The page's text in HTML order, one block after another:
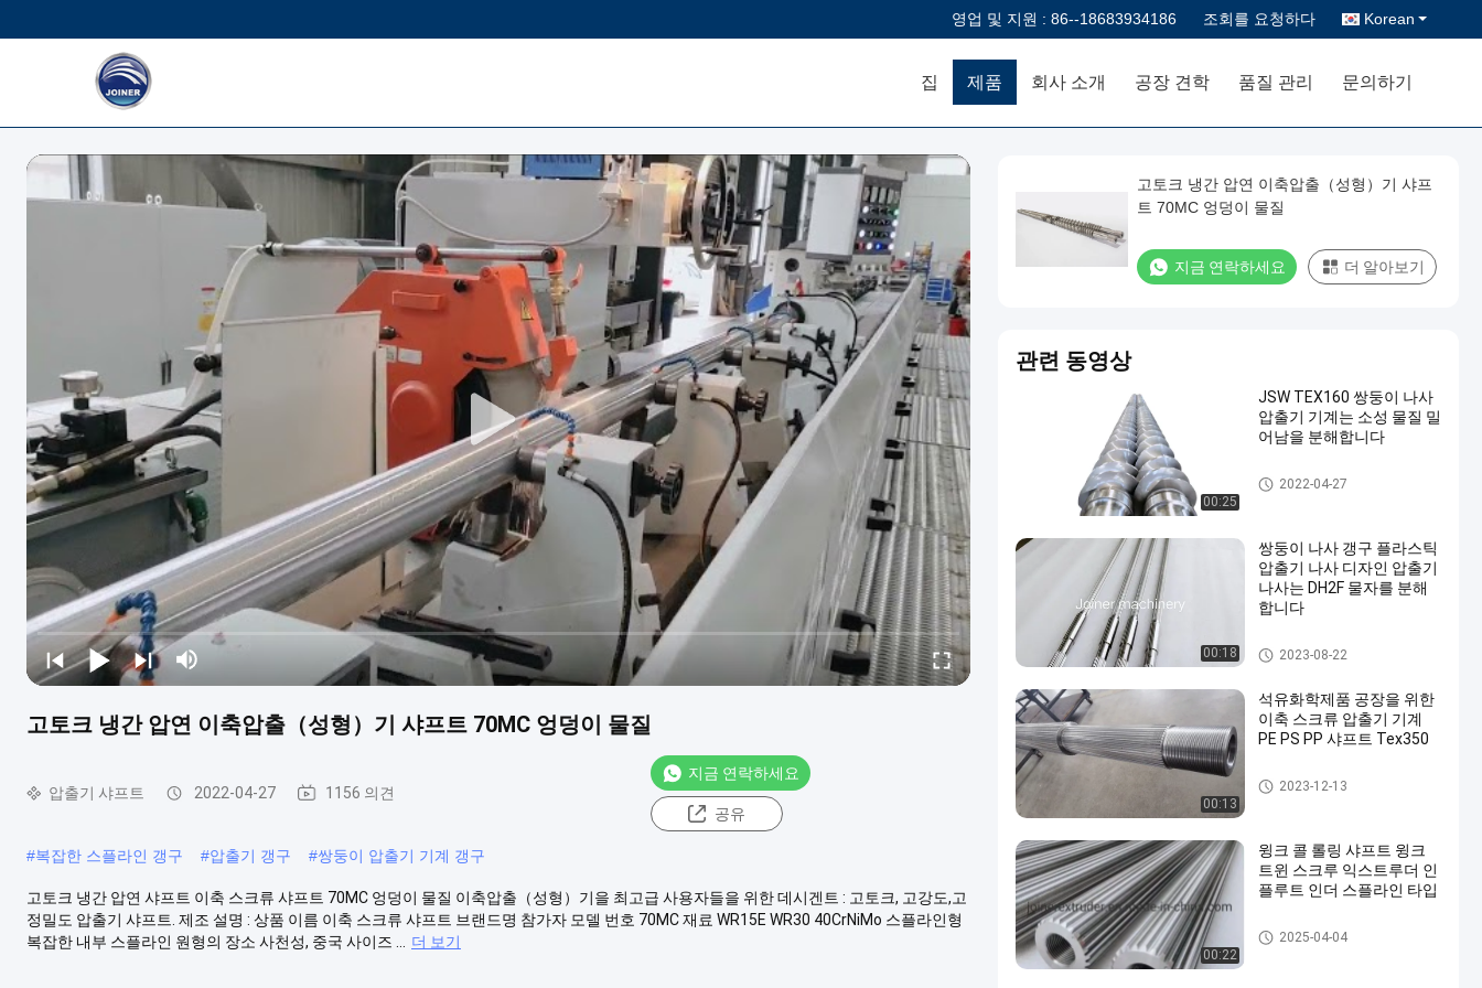
영업 및 지원 : 86--18683934186 조회를 요청하다 Korean
집 제품 회사 소개 공장 견학 품질 관리 문의하기
고토크 냉간 압연 이축압출（성형）기 샤프트 70MC 엉덩이 물질
압출기 샤프트 2022-04-27 1156 의견
지금 연락하세요
공유
#복잡한 스플라인 갱구 #압출기 갱구 #쌍둥이 압출기 기계 갱구
고토크 냉간 압연 샤프트 이축 스크류 샤프트 70MC 엉덩이 물질 이축압출（성형）기을 최고급 사용자들을 위한 데시겐트 : 고토크, 고강도,고
정밀도 압출기 샤프트. 제조 설명 : 상품 이름 이축 스크류 샤프트 브랜드명 참가자 모델 번호 70MC 재료 WR15E WR30 40CrNiMo 스플라인형
복잡한 내부 스플라인 원형의 장소 사천성, 중국 사이즈 ...
더 보기
고토크 냉간 압연 이축압출（성형）기 샤프
트 70MC 엉덩이 물질
지금 연락하세요 더 알아보기
관련 동영상
00:25
JSW TEX160 쌍둥이 나사
압출기 기계는 소성 물질 밀
어남을 분해합니다
쌍둥이 나사 압출기 부속
2022-04-27
00:18
쌍둥이 나사 갱구 플라스틱
압출기 나사 디자인 압출기
나사는 DH2F 물자를 분해
합니다
나사 요소
2023-08-22
00:13
석유화학제품 공장을 위한
이축 스크류 압출기 기계
PE PS PP 샤프트 Tex350
압출기 샤프트
2023-12-13
00:22
윙크 콜 롤링 샤프트 윙크
트윈 스크루 익스트루더 인
플루트 인더 스플라인 타입
압출기 샤프트
2025-04-04